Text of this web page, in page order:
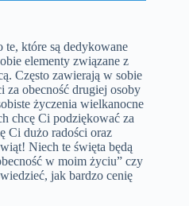
te, które są dedykowane
elementy związane z
Często zawierają w sobie
za obecność drugiej osoby
życzenia wielkanocne
chcę Ci podziękować za
Ci dużo radości oraz
Niech te święta będą
w moim życiu” czy
jak bardzo cenię